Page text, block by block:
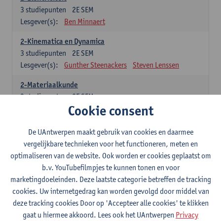
2E SEM
3 studiepunten
Lesgever(s):
Ben Minnaert
2-Kinematica en Dynamica
2E SEM
3 studiepunten
Lesgever(s):
Gunther Steenackers Steven Lenssen
2-Materiaalkunde
2E SEM
3studiepunten
Linda Beenaerts
2-Wiskunde
2E SEM
studiepunten
Lesgever(s):
Rudi Penne Jeffrey Cornelis
Kris Annaert
Stijn Dierckx
Annelies Fabri
Senne Ignoul
Specifiek deel
15 studiepunten
Cookie consent
De UAntwerpen maakt gebruik van cookies en daarmee
vergelijkbare technieken voor het functioneren, meten en
optimaliseren van de website. Ook worden er cookies geplaatst om
b.v. YouTubefilmpjes te kunnen tonen en voor
marketingdoeleinden. Deze laatste categorie betreffen de tracking
cookies. Uw internetgedrag kan worden gevolgd door middel van
deze tracking cookies Door op 'Accepteer alle cookies' te klikken
gaat u hiermee akkoord. Lees ook het UAntwerpen Privacy